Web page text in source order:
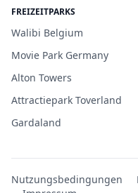
FREIZEITPARKS
Walibi Belgium
Movie Park Germany
Alton Towers
Attractiepark Toverland
Gardaland
Nutzungsbedingungen